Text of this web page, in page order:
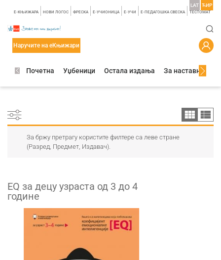
E-КЊИЖАРА НОВИ ЛОГОС ФРЕСКА E-УЧИОНИЦА E-УЧИ Е-ПЕДАГОШКА СВЕСКА TЕСТОМАТ
LAT ЋИР
Наручите на еКњижари
Почетна Уџбеници Остала издања За наставнике
За бржу претрагу користите филтере са леве стране
(Разред, Предмет, Издавач).
ЕQ за децу узраста од 3 до 4
године